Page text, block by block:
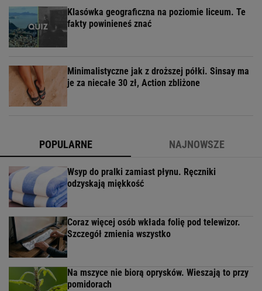
Klasówka geograficzna na poziomie liceum. Te
fakty powinieneś znać
Minimalistyczne jak z droższej półki. Sinsay ma
je za niecałe 30 zł, Action zbliżone
POPULARNE NAJNOWSZE
Wsyp do pralki zamiast płynu. Ręczniki
odzyskają miękkość
Coraz więcej osób wkłada folię pod telewizor.
Szczegół zmienia wszystko
Na mszyce nie biorą oprysków. Wieszają to przy
pomidorach